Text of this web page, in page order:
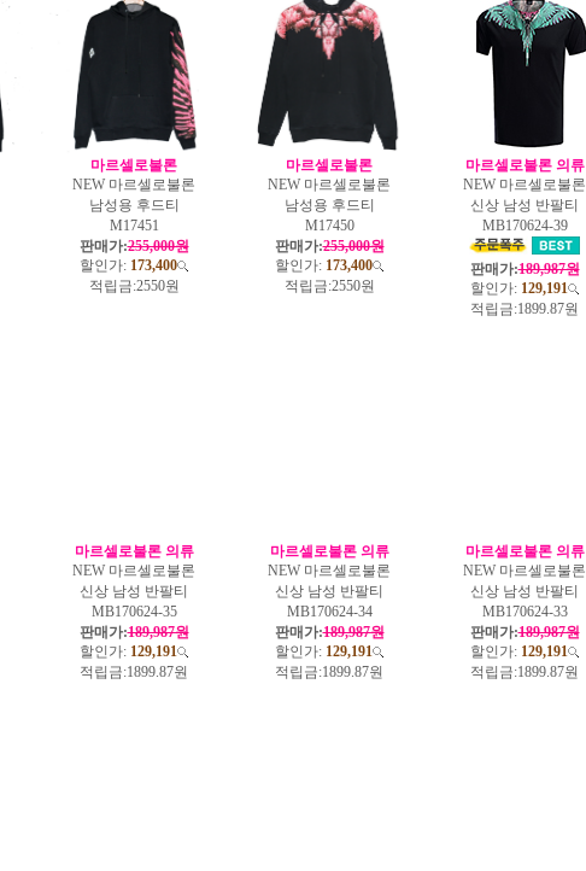
마르셀로불론
NEW 마르셀로불론
남성용 후드티
M17451
판매가:255,000원
할인가: 173,400
적립금:2550원
마르셀로불론
NEW 마르셀로불론
남성용 후드티
M17450
판매가:255,000원
할인가: 173,400
적립금:2550원
마르셀로불론 의류
NEW 마르셀로불론
신상 남성 반팔티
MB170624-39
판매가:189,987원
할인가: 129,191
적립금:1899.87원
마르셀로불론 의류
NEW 마르셀로불론
신상 남성 반팔티
MB170624-35
판매가:189,987원
할인가: 129,191
적립금:1899.87원
마르셀로불론 의류
NEW 마르셀로불론
신상 남성 반팔티
MB170624-34
판매가:189,987원
할인가: 129,191
적립금:1899.87원
마르셀로불론 의류
NEW 마르셀로불론
신상 남성 반팔티
MB170624-33
판매가:189,987원
할인가: 129,191
적립금:1899.87원